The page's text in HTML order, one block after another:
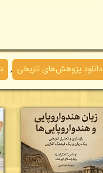
دانلود پژوهش‌های تاريخی ,